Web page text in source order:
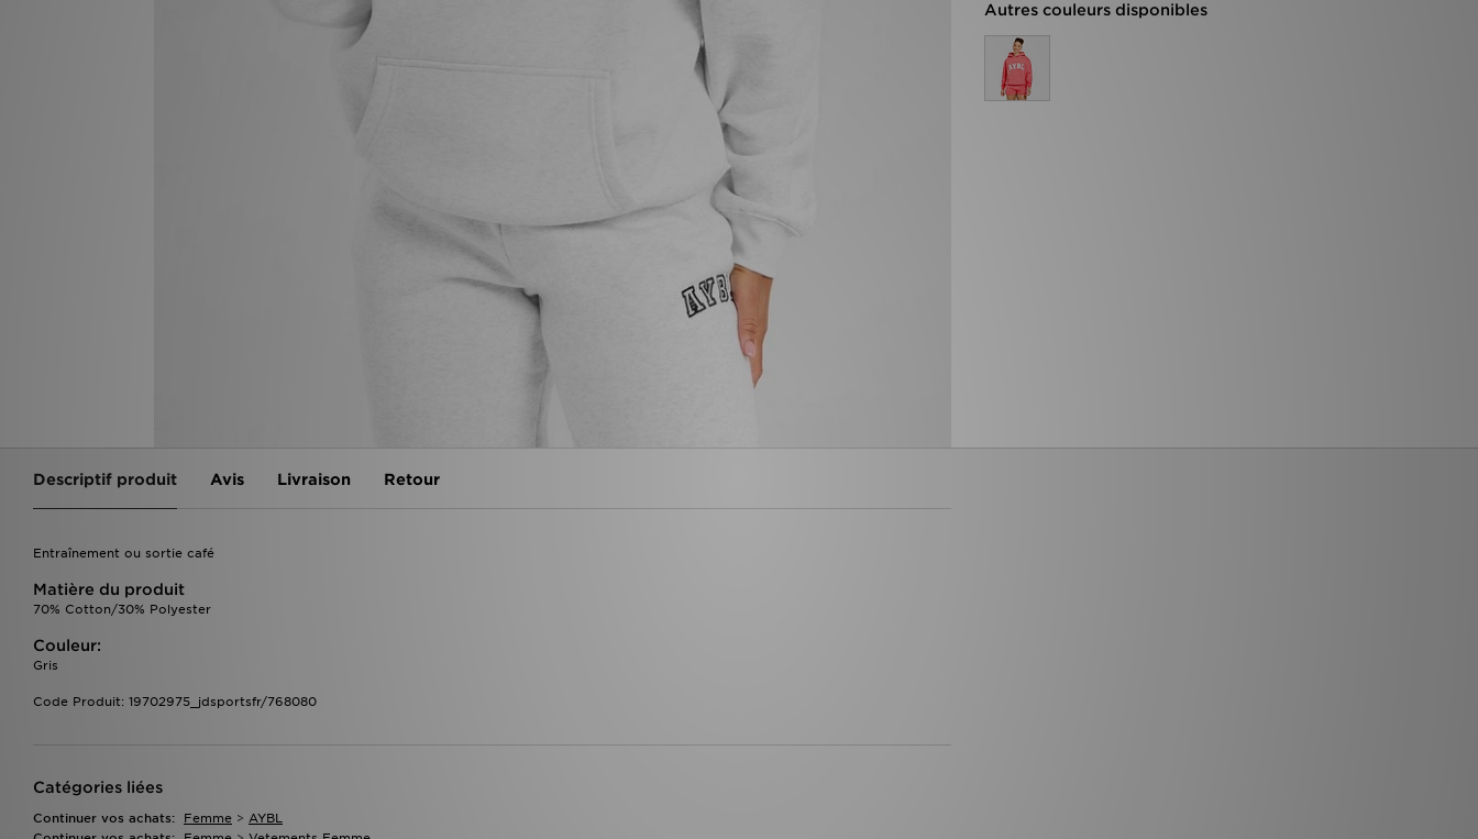
Autres couleurs disponibles
Descriptif produit Avis Livraison Retour
Entraînement ou sortie café
Matière du produit
70% Cotton/30% Polyester
Couleur:
Gris
Code Produit: 19702975_jdsportsfr/768080
Catégories liées
Continuer vos achats: Femme > AYBL